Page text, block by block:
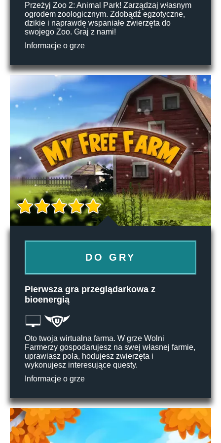
Przeżyj Zoo 2: Animal Park! Zarządzaj własnym
ogrodem zoologicznym. Zdobądź egzotyczne,
dzikie i naprawdę wspaniałe zwierzęta do
swojego Zoo. Graj z nami!
Informacje o grze
DO GRY
Pierwsza gra przeglądarkowa z
bioenergią
Oto twoja wirtualna farma. W grze Wolni
Farmerzy gospodarujesz na swej własnej farmie,
uprawiasz pola, hodujesz zwierzęta i
wykonujesz interesujące questy.
Informacje o grze